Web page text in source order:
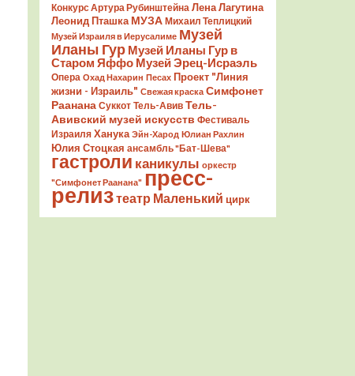
Конкурс Артура Рубинштейна Лена Лагутина
Леонид Пташка МУЗА Михаил Теплицкий
Музей Израиля в Иерусалиме Музей
Иланы Гур Музей Иланы Гур в
Старом Яффо Музей Эрец-Исраэль
Опера Охад Нахарин Песах Проект "Линия
жизни - Израиль" Свежая краска Симфонет
Раанана Суккот Тель-Авив Тель-
Авивский музей искусств Фестиваль
Израиля Ханука Эйн-Харод Юлиан Рахлин
Юлия Стоцкая ансамбль "Бат-Шева"
гастроли каникулы оркестр
"Симфонет Раанана" пресс-
релизтеатр Маленький цирк